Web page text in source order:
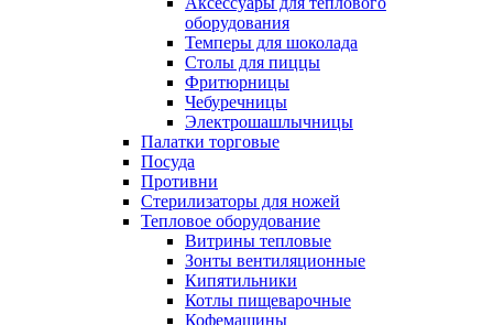
оборудования
Темперы для шоколада
Столы для пиццы
Фритюрницы
Чебуречницы
Электрошашлычницы
Палатки торговые
Посуда
Противни
Стерилизаторы для ножей
Тепловое оборудование
Витрины тепловые
Зонты вентиляционные
Кипятильники
Котлы пищеварочные
Кофемашины